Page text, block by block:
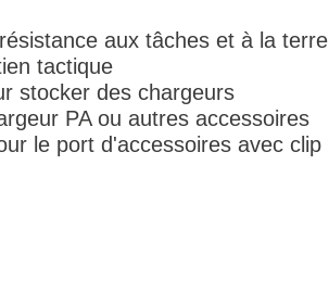
aux tâches et à la terre
tactique
stocker des chargeurs
PA ou autres accessoires
le port d'accessoires avec clip